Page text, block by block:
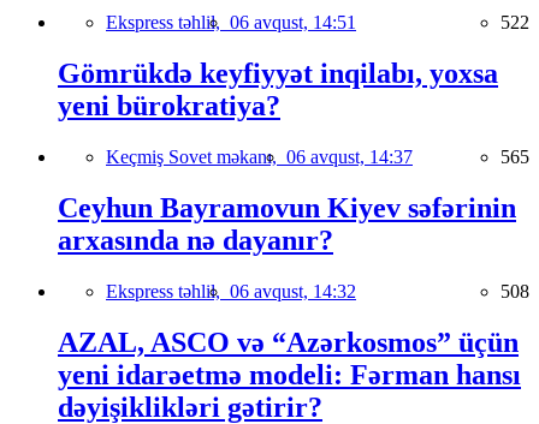
Ekspress təhlil, 06 avqust, 14:51 522
Gömrükdə keyfiyyət inqilabı, yoxsa
yeni bürokratiya?
Keçmiş Sovet məkanı, 06 avqust, 14:37 565
Ceyhun Bayramovun Kiyev səfərinin
arxasında nə dayanır?
Ekspress təhlil, 06 avqust, 14:32 508
AZAL, ASCO və “Azərkosmos” üçün
yeni idarəetmə modeli: Fərman hansı
dəyişiklikləri gətirir?